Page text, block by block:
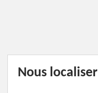
Nous localiser